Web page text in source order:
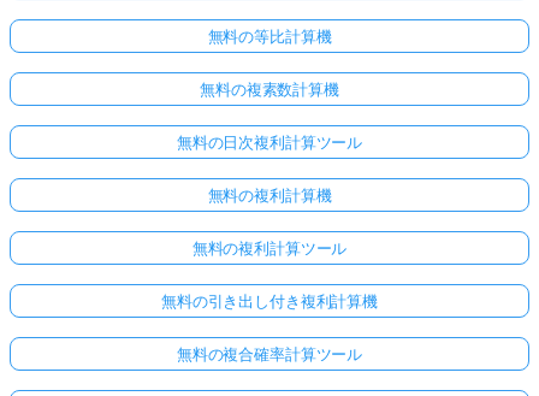
無料の等比計算機
無料の複素数計算機
無料の日次複利計算ツール
無料の複利計算機
無料の複利計算ツール
無料の引き出し付き複利計算機
無料の複合確率計算ツール